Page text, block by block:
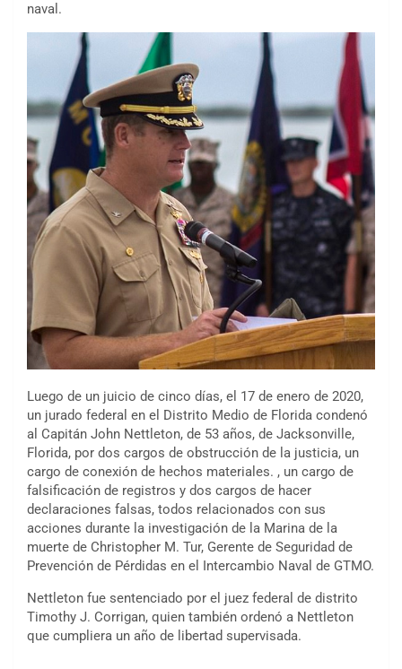
naval.
Luego de un juicio de cinco días, el 17 de enero de 2020,
un jurado federal en el Distrito Medio de Florida condenó
al Capitán John Nettleton, de 53 años, de Jacksonville,
Florida, por dos cargos de obstrucción de la justicia, un
cargo de conexión de hechos materiales. , un cargo de
falsificación de registros y dos cargos de hacer
declaraciones falsas, todos relacionados con sus
acciones durante la investigación de la Marina de la
muerte de Christopher M. Tur, Gerente de Seguridad de
Prevención de Pérdidas en el Intercambio Naval de GTMO.
Nettleton fue sentenciado por el juez federal de distrito
Timothy J. Corrigan, quien también ordenó a Nettleton
que cumpliera un año de libertad supervisada.